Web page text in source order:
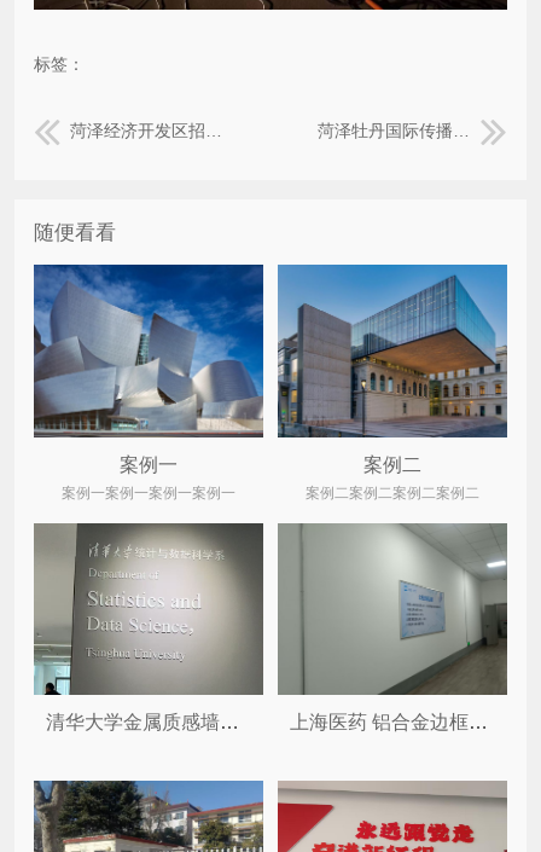
标签：
菏泽经济开发区招商引资重点项目签约仪式：P3全彩LED显示屏+UV打印贴+舞台地毯+麦克风支架+线缆 菏泽牡丹国际传播论坛：高清UV喷绘布+铝合金桁架+户外UV刀刮布+经编布道旗+阻燃地毯
随便看看
案例一
案例一案例一案例一案例一
案例二
案例二案例二案例二案例二
清华大学金属质感墙体装饰字 ... 上海医药 铝合金边框制度牌